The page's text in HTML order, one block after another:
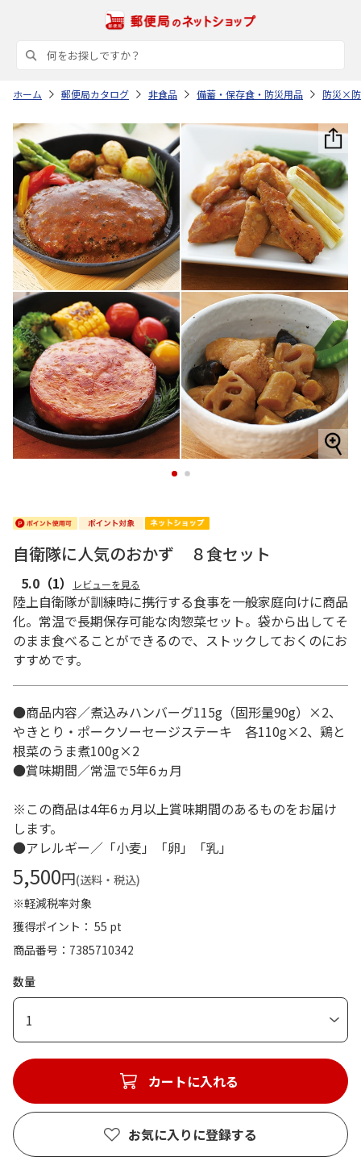
ホーム 郵便局カタログ 非食品 備蓄・保存食・防災用品 防災×防
1 2
自衛隊に人気のおかず ８食セット
5.0 （1） レビューを見る
陸上自衛隊が訓練時に携行する食事を一般家庭向けに商品
化。常温で長期保存可能な肉惣菜セット。袋から出してそ
のまま食べることができるので、ストックしておくのにお
すすめです。
●商品内容／煮込みハンバーグ115g（固形量90g）×2、
やきとり・ポークソーセージステーキ 各110g×2、鶏と
根菜のうま煮100g×2
●賞味期間／常温で5年6ヵ月
※この商品は4年6ヵ月以上賞味期間のあるものをお届け
します。
●アレルギー／「小麦」「卵」「乳」
5,500円(送料・税込)
※軽減税率対象
獲得ポイント： 55 pt
商品番号
7385710342
数量
1
カートに入れる
お気に入りに登録する